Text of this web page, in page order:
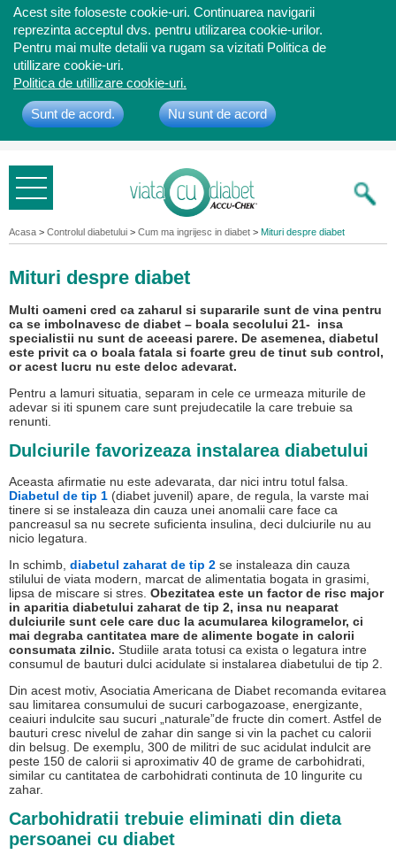
Acest site foloseste cookie-uri. Continuarea navigarii
reprezinta acceptul dvs. pentru utilizarea cookie-urilor.
Pentru mai multe detalii va rugam sa vizitati Politica de
utillizare cookie-uri.
Politica de utillizare cookie-uri.
Sunt de acord. Nu sunt de acord
Bine ati
venit
Acasa > Controlul diabetului > Cum ma ingrijesc in diabet > Mituri despre diabet
Mituri despre diabet
Multi oameni cred ca zaharul si supararile sunt de vina pentru
ca se imbolnavesc de diabet – boala secolului 21- insa
specialistii nu sunt de aceeasi parere. De asemenea, diabetul
este privit ca o boala fatala si foarte greu de tinut sub control,
or acest lucru nu este deloc adevarat.
Pentru a lamuri situatia, separam in cele ce urmeaza miturile de
adevar si iti spunem care sunt prejudecatile la care trebuie sa
renunti.
Dulciurile favorizeaza instalarea diabetului
Aceasta afirmatie nu este adevarata, dar nici intru totul falsa.
Diabetul de tip 1 (diabet juvenil) apare, de regula, la varste mai
tinere si se instaleaza din cauza unei anomalii care face ca
pancreasul sa nu secrete suficienta insulina, deci dulciurile nu au
nicio legatura.
In schimb, diabetul zaharat de tip 2 se instaleaza din cauza
stilului de viata modern, marcat de alimentatia bogata in grasimi,
lipsa de miscare si stres. Obezitatea este un factor de risc major
in aparitia diabetului zaharat de tip 2, insa nu neaparat
dulciurile sunt cele care duc la acumularea kilogramelor, ci
mai degraba cantitatea mare de alimente bogate in calorii
consumata zilnic. Studiile arata totusi ca exista o legatura intre
consumul de bauturi dulci acidulate si instalarea diabetului de tip 2.
Din acest motiv, Asociatia Americana de Diabet recomanda evitarea
sau limitarea consumului de sucuri carbogazoase, energizante,
ceaiuri indulcite sau sucuri „naturale”de fructe din comert. Astfel de
bauturi cresc nivelul de zahar din sange si vin la pachet cu calorii
din belsug. De exemplu, 300 de militri de suc acidulat indulcit are
peste 150 de calorii si aproximativ 40 de grame de carbohidrati,
similar cu cantitatea de carbohidrati continuta de 10 lingurite cu
zahar.
Carbohidratii trebuie eliminati din dieta
persoanei cu diabet